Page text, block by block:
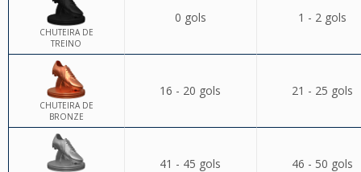
CHUTEIRA DE
TREINO
0 gols 1 - 2 gols
CHUTEIRA DE
BRONZE
16 - 20 gols 21 - 25 gols
41 - 45 gols 46 - 50 gols